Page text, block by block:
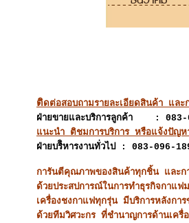
ติดต่อสอบถามรายละเอียดสินค้า และ
ฝ่ายขายและบริการลูกค้า :
แนะนำ ติชมการบริการ หรือแจ้งปัญห
ฝ่ายบริิหารงานทั่วไป : 083-096-
การันตีคุณภาพของสินค้าทุกชิ้น และ
ด้วยประสปการณ์ในการทำธุรกิจกาแ
เครื่องชงกาแฟทุกรุ่น มีบริการหลังกา
ด้วยทีมวิศวะกร ที่ชำนาญการด้านเครื่